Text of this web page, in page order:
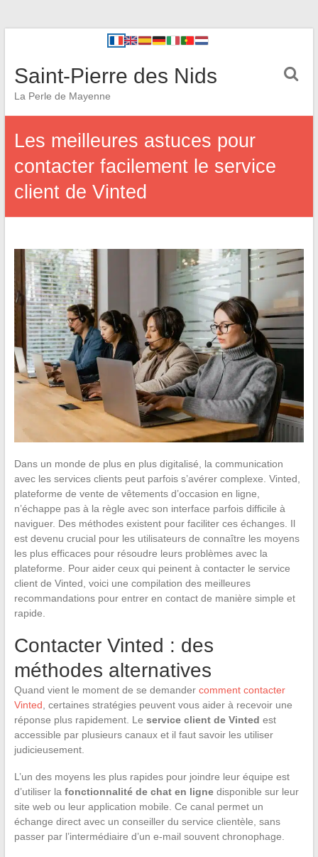
Saint-Pierre des Nids
La Perle de Mayenne
Les meilleures astuces pour
contacter facilement le service
client de Vinted
Dans un monde de plus en plus digitalisé, la communication
avec les services clients peut parfois s’avérer complexe. Vinted,
plateforme de vente de vêtements d’occasion en ligne,
n’échappe pas à la règle avec son interface parfois difficile à
naviguer. Des méthodes existent pour faciliter ces échanges. Il
est devenu crucial pour les utilisateurs de connaître les moyens
les plus efficaces pour résoudre leurs problèmes avec la
plateforme. Pour aider ceux qui peinent à contacter le service
client de Vinted, voici une compilation des meilleures
recommandations pour entrer en contact de manière simple et
rapide.
Contacter Vinted : des
méthodes alternatives
Quand vient le moment de se demander comment contacter
Vinted, certaines stratégies peuvent vous aider à recevoir une
réponse plus rapidement. Le service client de Vinted est
accessible par plusieurs canaux et il faut savoir les utiliser
judicieusement.
L’un des moyens les plus rapides pour joindre leur équipe est
d’utiliser la fonctionnalité de chat en lignedisponible sur leur
site web ou leur application mobile. Ce canal permet un
échange direct avec un conseiller du service clientèle, sans
passer par l’intermédiaire d’un e-mail souvent chronophage.